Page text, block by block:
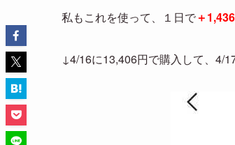
私もこれを使って、１日で＋
↓4/16に13,406円で購入して、4/